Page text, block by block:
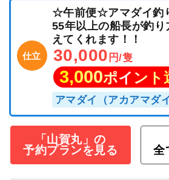
仕立
☆午前便☆アマダイ釣
55年以上の船長が釣
えてくれます！！
30,000 円/隻
3,000ポイント
アマダイ（アカアマダイ
「山賀丸」の
予約プランを見る
全